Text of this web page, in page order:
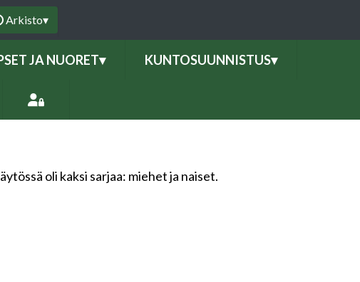
Arkisto▾
JA NUORET▾ KUNTOSUUNNISTUS▾
oli kaksi sarjaa: miehet ja naiset.